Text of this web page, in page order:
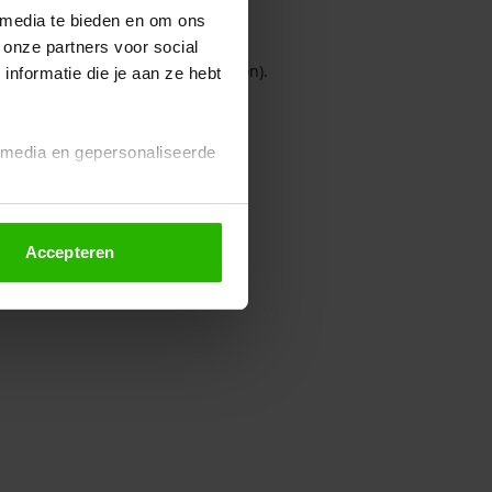
te bieden en om ons
partners voor social
die je aan ze hebt
en gepersonaliseerde
altijd wijzigen of
Accepteren
console for more information).